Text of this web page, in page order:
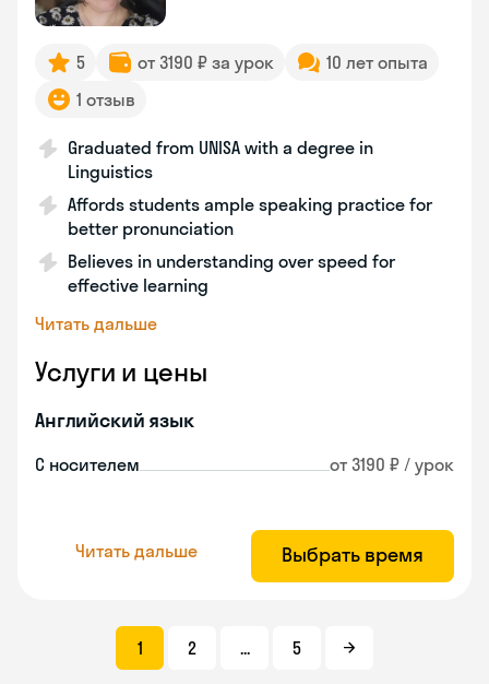
5 от 3190 ₽ за урок
10 лет опыта
1 отзыв
Graduated from UNISA with a degree in
Linguistics
Affords students ample speaking practice for
better pronunciation
Believes in understanding over speed for
effective learning
Читать дальше
Услуги и цены
Английский язык
С носителем от 3190 ₽ / урок
Читать дальше Выбрать время
1 2 ... 5